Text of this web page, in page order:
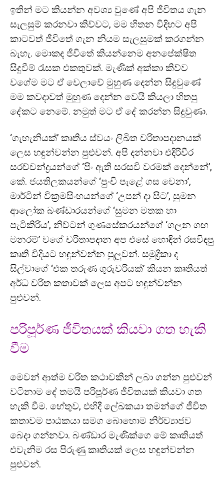
ඉතින් මට කියන්න අවශ්‍ය වුණේ අපි ජීවිතය ගැන
සැලසුම් කරනවා කිව්වට, මම හිතන විදිහට අපි
කාටවත් ජීවිතේ ගැන නියම සැලසුමක් කරගන්න
බැහැ. මොකද ජීවිතේ කියන්නෙම අනපේක්ෂිත
සිදුවීම් රැසක එකතුවක්. මැණික් අක්කා කිව්ව
වගේම මට ඒ වෙලාවේ මුහුණ දෙන්න සිදුවුණේ
මම කවදාවත් මුහුණ දෙන්න වෙයි කියලා හිතපු
දේකට නෙමේ. නමුත් මට ඒ දේ කරන්න සිදුවුණා.
‘ගැහැනියක්’ කෘතිය ස්වයං ලිඛිත චරිතාපදානයක්
ලෙස හඳුන්වන්න පුළුවන්. අපි දන්නවා එදිරිවීර
සරච්චන්ද්‍රයන්ගේ ‘පිං ඇති සරසවි වරමක් දෙන්නේ’,
කේ. ජයතිලකයන්ගේ ‘පුංචි පැළේ ගස වෙනා’,
මාර්ටින් වික්‍රමසිංහයන්ගේ ‘උපන් දා සිට’, සුමන
ආලෝක බණ්ඩාරයන්ගේ ‘සුමන මතක හා
පැටිකිරිය’, නිව්ටන් ගුණසේකරයන්ගේ ‘ගලන ගඟ
මනරම්’ වගේ චරිතාපදාන අප එසේ හොඳින් රසවිඳපු
කෘති විදියට හඳුන්වන්න පුලුවන්. සමුද්‍රිකා ද
සිල්වාගේ ‘එක තරුණ ගුරුවරියක්’ කියන කෘතියත්
අර්ධ චරිත කතාවක් ලෙස අපට හඳුන්වන්න
පුළුවන්.
පරිපූර්ණ ජීවිතයක් කියවා ගත හැකි
වීම
මෙවන් ආත්ම චරිත කථාවකින් ලබා ගන්න පුළුවන්
වටිනාම දේ තමයි පරිපූර්ණ ජීවිතයක් කියවා ගත
හැකි වීම. හේතුව, එහිදී ලේඛකයා තමන්ගේ ජීවිත
කතාවම පාඨකයා සමග බොහොම නිර්ව්‍යාජව
බෙදා ගන්නවා. බණ්ඩාර මැණික්ගෙ මේ කෘතියත්
එවැනිම රස පිරුණු කෘතියක් ලෙස හඳුන්වන්න
පුළුවන්.